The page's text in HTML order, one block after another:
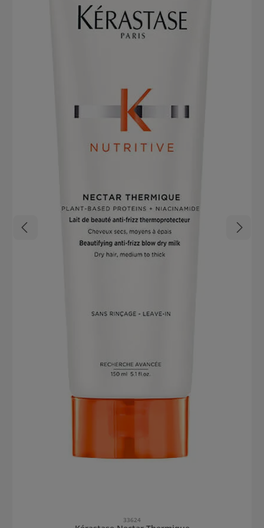
33624